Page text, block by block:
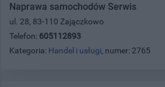
Naprawa samochodów Serwis
ul. 28, 83-110 Zajączkowo
Telefon: 605112893
Kategoria: Handel i usługi, numer: 2765